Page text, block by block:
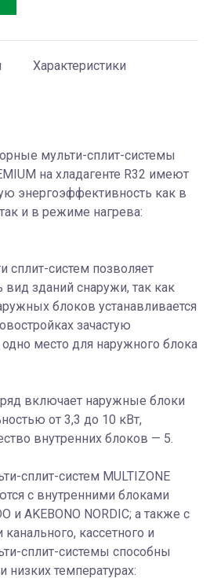
Характеристики
мульти-сплит-системы
на хладагенте R32 имеют
энергоэффективность как в
и в режиме нагрева:
сплит-систем позволяет
вид зданий снаружи, так как
блоков устанавливается
зачастую
место для наружного блока
включает наружные блоки
от 3,3 до 10 кВт,
внутренних блоков — 5.
сплит-систем MULTIZONE
с внутренними блоками
и AKEBONO NORDIC; а также с
кассетного и
сплит-системы способны
низких температурах: